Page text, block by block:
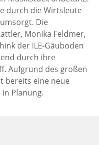
durch die Wirtsleute
Die
Monika Feldmer,
der ILE-Gäuboden
durch ihre
Aufgrund des großen
bereits eine neue
Planung.